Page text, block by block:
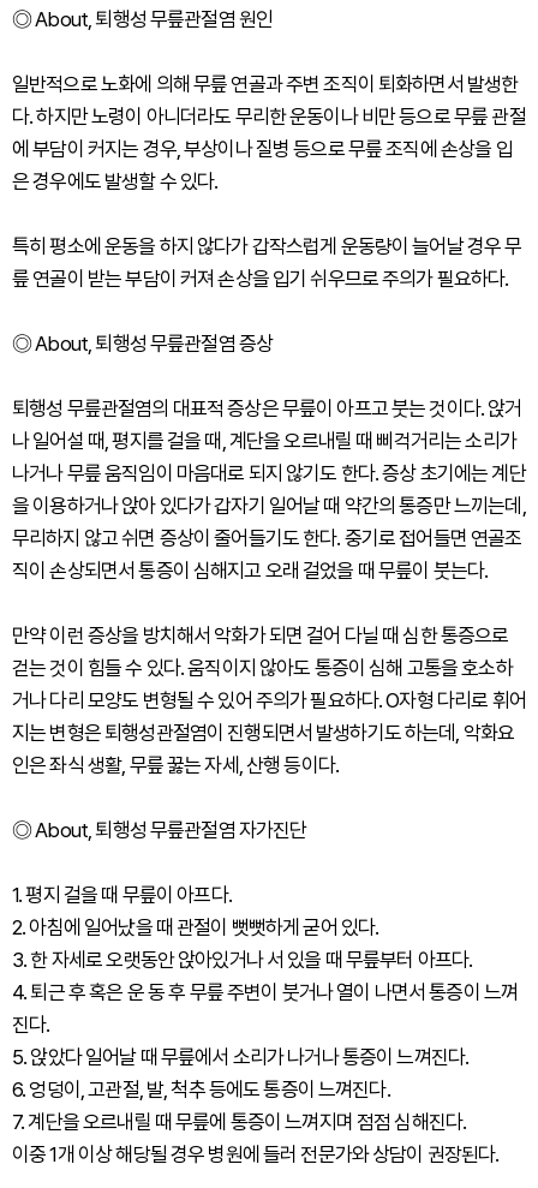
◎ About, 퇴행성 무릎관절염 원인
일반적으로 노화에 의해 무릎 연골과 주변 조직이 퇴화하면서 발생한
다. 하지만 노령이 아니더라도 무리한 운동이나 비만 등으로 무릎 관절
에 부담이 커지는 경우, 부상이나 질병 등으로 무릎 조직에 손상을 입
은 경우에도 발생할 수 있다.
특히 평소에 운동을 하지 않다가 갑작스럽게 운동량이 늘어날 경우 무
릎 연골이 받는 부담이 커져 손상을 입기 쉬우므로 주의가 필요하다.
◎ About, 퇴행성 무릎관절염 증상
퇴행성 무릎관절염의 대표적 증상은 무릎이 아프고 붓는 것이다. 앉거
나 일어설 때, 평지를 걸을 때, 계단을 오르내릴 때 삐걱거리는 소리가
나거나 무릎 움직임이 마음대로 되지 않기도 한다. 증상 초기에는 계단
을 이용하거나 앉아 있다가 갑자기 일어날 때 약간의 통증만 느끼는데,
무리하지 않고 쉬면 증상이 줄어들기도 한다. 중기로 접어들면 연골조
직이 손상되면서 통증이 심해지고 오래 걸었을 때 무릎이 붓는다.
만약 이런 증상을 방치해서 악화가 되면 걸어 다닐 때 심한 통증으로
걷는 것이 힘들 수 있다. 움직이지 않아도 통증이 심해 고통을 호소하
거나 다리 모양도 변형될 수 있어 주의가 필요하다. O자형 다리로 휘어
지는 변형은 퇴행성관절염이 진행되면서 발생하기도 하는데, 악화요
인은 좌식 생활, 무릎 꿇는 자세, 산행 등이다.
◎ About, 퇴행성 무릎관절염 자가진단
1. 평지 걸을 때 무릎이 아프다.
2. 아침에 일어났을 때 관절이 뻣뻣하게 굳어 있다.
3. 한 자세로 오랫동안 앉아있거나 서 있을 때 무릎부터 아프다.
4. 퇴근 후 혹은 운 동 후 무릎 주변이 붓거나 열이 나면서 통증이 느껴
진다.
5. 앉았다 일어날 때 무릎에서 소리가 나거나 통증이 느껴진다.
6. 엉덩이, 고관절, 발, 척추 등에도 통증이 느껴진다.
7. 계단을 오르내릴 때 무릎에 통증이 느껴지며 점점 심해진다.
이중 1개 이상 해당될 경우 병원에 들러 전문가와 상담이 권장된다.